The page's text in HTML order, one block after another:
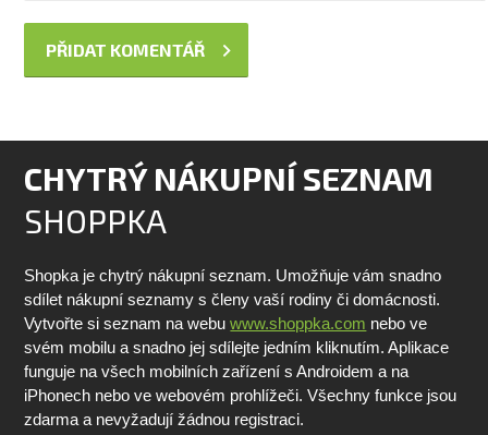
CHYTRÝ NÁKUPNÍ SEZNAM
SHOPPKA
Shopka je chytrý nákupní seznam. Umožňuje vám snadno
sdílet nákupní seznamy s členy vaší rodiny či domácnosti.
Vytvořte si seznam na webuwww.shoppka.com nebo ve
svém mobilu a snadno jej sdílejte jedním kliknutím. Aplikace
funguje na všech mobilních zařízení s Androidem a na
iPhonech nebo ve webovém prohlížeči. Všechny funkce jsou
zdarma a nevyžadují žádnou registraci.